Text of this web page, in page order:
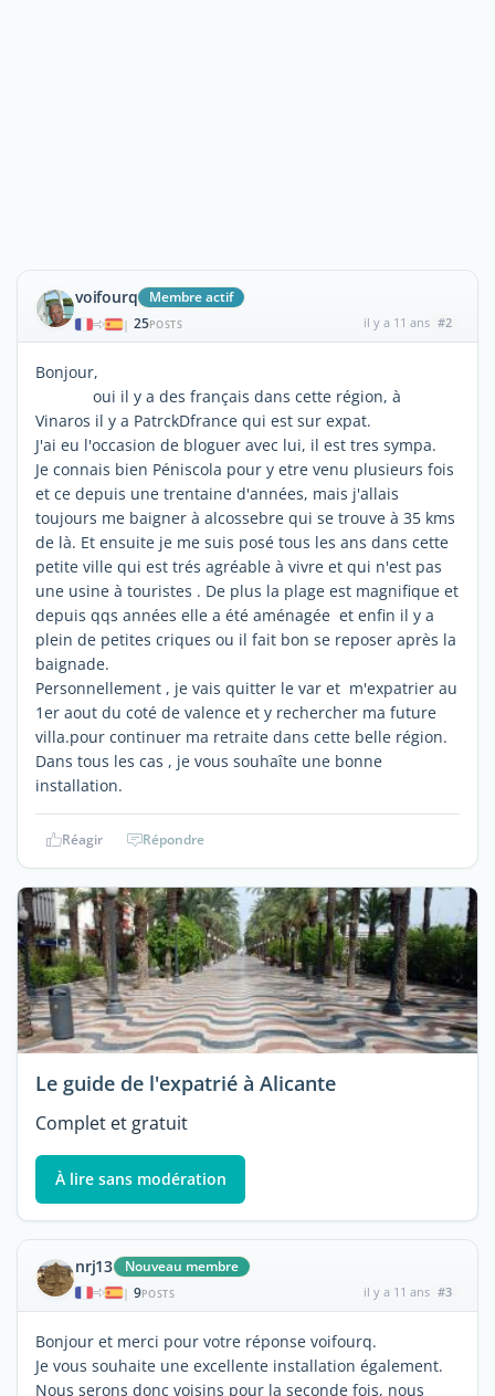
voifourq Membre actif
| 25POSTS il y a 11 ans #2
Bonjour,
oui il y a des français dans cette région, à
Vinaros il y a PatrckDfrance qui est sur expat.
J'ai eu l'occasion de bloguer avec lui, il est tres sympa.
Je connais bien Péniscola pour y etre venu plusieurs fois
et ce depuis une trentaine d'années, mais j'allais
toujours me baigner à alcossebre qui se trouve à 35 kms
de là. Et ensuite je me suis posé tous les ans dans cette
petite ville qui est trés agréable à vivre et qui n'est pas
une usine à touristes . De plus la plage est magnifique et
depuis qqs années elle a été aménagée et enfin il y a
plein de petites criques ou il fait bon se reposer après la
baignade.
Personnellement , je vais quitter le var et m'expatrier au
1er aout du coté de valence et y rechercher ma future
villa.pour continuer ma retraite dans cette belle région.
Dans tous les cas , je vous souhaîte une bonne
installation.
Réagir Répondre
Le guide de l'expatrié à Alicante
Complet et gratuit
À lire sans modération
nrj13 Nouveau membre
| 9POSTS il y a 11 ans #3
Bonjour et merci pour votre réponse voifourq.
Je vous souhaite une excellente installation également.
Nous serons donc voisins pour la seconde fois, nous